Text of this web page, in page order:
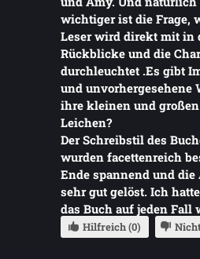
wichtiger ist die Frage,
Leser wird direkt mit in
Rückblicke und die
durchleuchtet .Es gibt
und unvorhergesehene
ihre kleinen und
Leichen?
Der Schreibstil des
wurden facettenreich
Ende spannend und
sehr gut gelöst. Ich
das Buch auf jeden Fall
Hilfreich (0)